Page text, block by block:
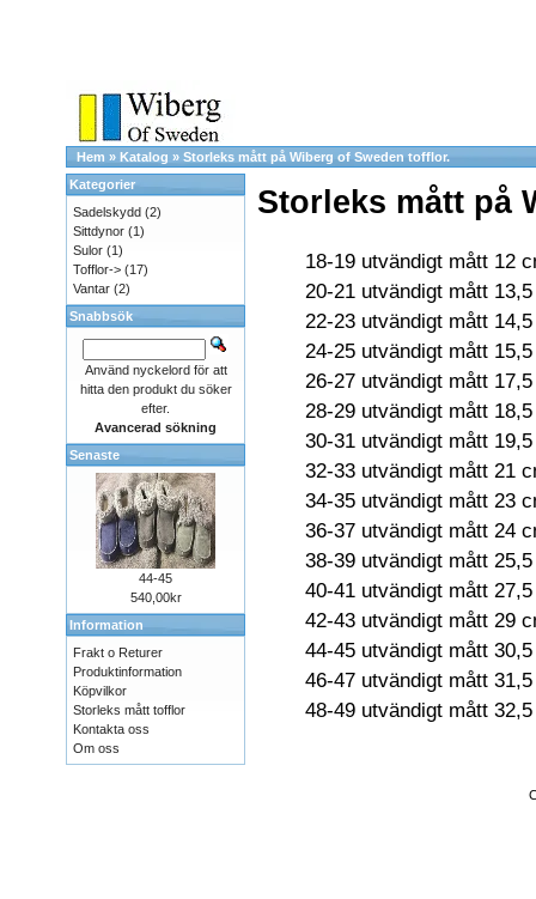
Hem » Katalog » Storleks mått på Wiberg of Sweden tofflor.
Storleks mått på
18-19 utvändigt mått 12
20-21 utvändigt mått
22-23 utvändigt mått
24-25 utvändigt mått
26-27 utvändigt mått
28-29 utvändigt mått
30-31 utvändigt mått
32-33 utvändigt mått 21
34-35 utvändigt mått 23
36-37 utvändigt mått 24
38-39 utvändigt mått
40-41 utvändigt mått
42-43 utvändigt mått 29
44-45 utvändigt mått
46-47 utvändigt mått
48-49 utvändigt mått
Kategorier
Sadelskydd (2)
Sittdynor (1)
Sulor (1)
Tofflor-> (17)
Vantar (2)
Snabbsök
Använd nyckelord för att
hitta den produkt du söker
efter.
Avancerad sökning
Senaste
44-45
540,00kr
Information
Frakt o Returer
Produktinformation
Köpvilkor
Storleks mått tofflor
Kontakta oss
Om oss